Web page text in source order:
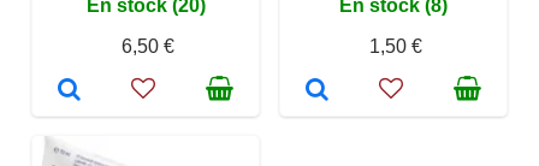
En stock (20)
6,50 €
En stock (8)
1,50 €